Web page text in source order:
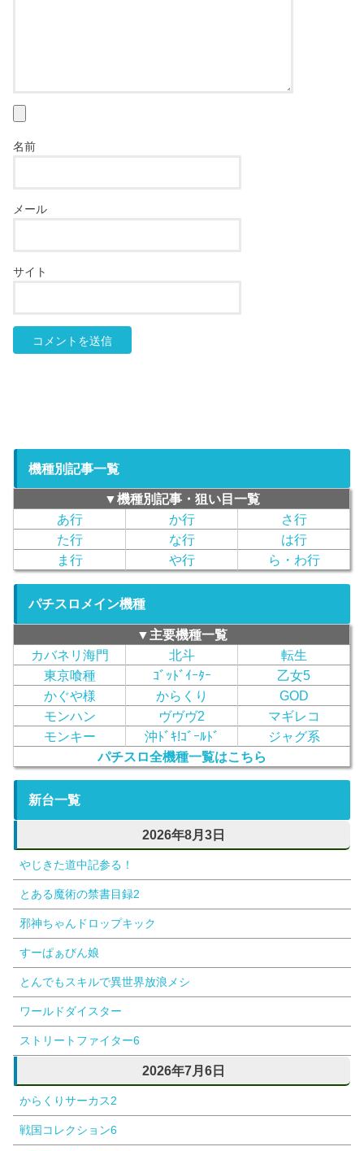
名前
メール
サイト
機種別記事一覧
▼機種別記事・狙い目一覧
あ行
か行
さ行
た行
な行
は行
ま行
や行 ら・わ行
パチスロメイン機種
▼主要機種一覧
カバネリ海門
北斗
転生
東京喰種
ｺﾞｯﾄﾞｲｰﾀｰ
乙女5
かぐや様
からくり
GOD
モンハン
ヴヴヴ2
マギレコ
モンキー
沖ﾄﾞｷ!ｺﾞｰﾙﾄﾞ
ジャグ系
パチスロ全機種一覧はこちら
新台一覧
2026年8月3日
やじきた道中記参る！
とある魔術の禁書目録2
邪神ちゃんドロップキック
すーぱぁびん娘
とんでもスキルで異世界放浪メシ
ワールドダイスター
ストリートファイター6
2026年7月6日
からくりサーカス2
戦国コレクション6